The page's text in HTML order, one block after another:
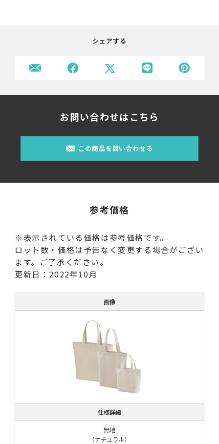
シェアする
お問い合わせはこちら
この商品を問い合わせる
参考価格
※表示されている価格は参考価格です。
ロット数・価格は予告なく変更する場合がござい
ます。ご了承ください。
更新日：2022年10月
画像
仕様詳細
無地
（ナチュラル）